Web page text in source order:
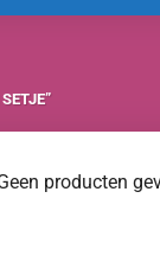
producten